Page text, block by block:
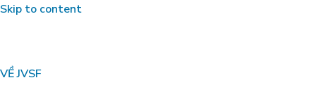
Skip to content
VỀ JVSF